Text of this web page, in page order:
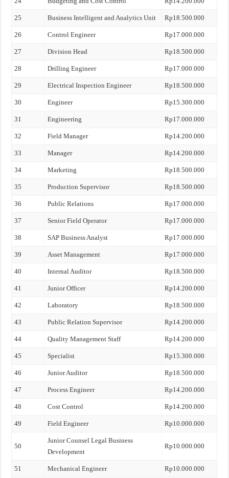
25 Business Intelligent and Analytics Unit Rp18.500.000
26 Control Engineer Rp17.000.000
27 Division Head Rp18.500.000
28 Drilling Engineer Rp17.000.000
29 Electrical Inspection Engineer Rp18.500.000
30 Engineer Rp15.300.000
31 Engineering Rp17.000.000
32 Field Manager Rp14.200.000
33 Manager Rp14.200.000
34 Marketing Rp18.500.000
35 Production Supervisor Rp18.500.000
36 Public Relations Rp17.000.000
37 Senior Field Operator Rp17.000.000
38 SAP Business Analyst Rp17.000.000
39 Asset Management Rp17.000.000
40 Internal Auditor Rp18.500.000
41 Junior Officer Rp14.200.000
42 Laboratory Rp18.500.000
43 Public Relation Supervisor Rp14.200.000
44 Quality Management Staff Rp14.200.000
45 Specialist Rp15.300.000
46 Junior Auditor Rp18.500.000
47 Process Engineer Rp14.200.000
48 Cost Control Rp14.200.000
49 Field Engineer Rp10.000.000
50
Junior Counsel Legal Business
Development
Rp10.000.000
51 Mechanical Engineer Rp10.000.000